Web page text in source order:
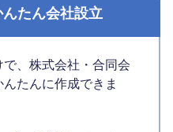
んたん会社設立
、株式会社・合同会
たんに作成できま